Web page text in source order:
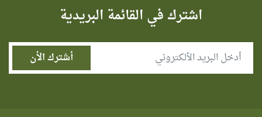
اشترك في القائمة البريدية